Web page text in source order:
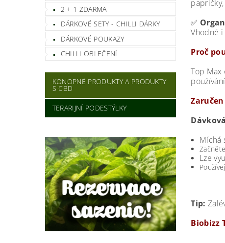
2 + 1 ZDARMA
DÁRKOVÉ SETY - CHILLI DÁRKY
DÁRKOVÉ POUKAZY
CHILLI OBLEČENÍ
KONOPNÉ PRODUKTY A PRODUKTY
S CBD
TERARIJNÍ PODESTÝLKY
✅
Vhodné
Proč
Top
Míchá
Lze
Tip:
Biobizz